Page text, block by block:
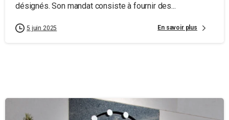
désignés. Son mandat consiste à fournir des...
5 juin 2025 En savoir plus